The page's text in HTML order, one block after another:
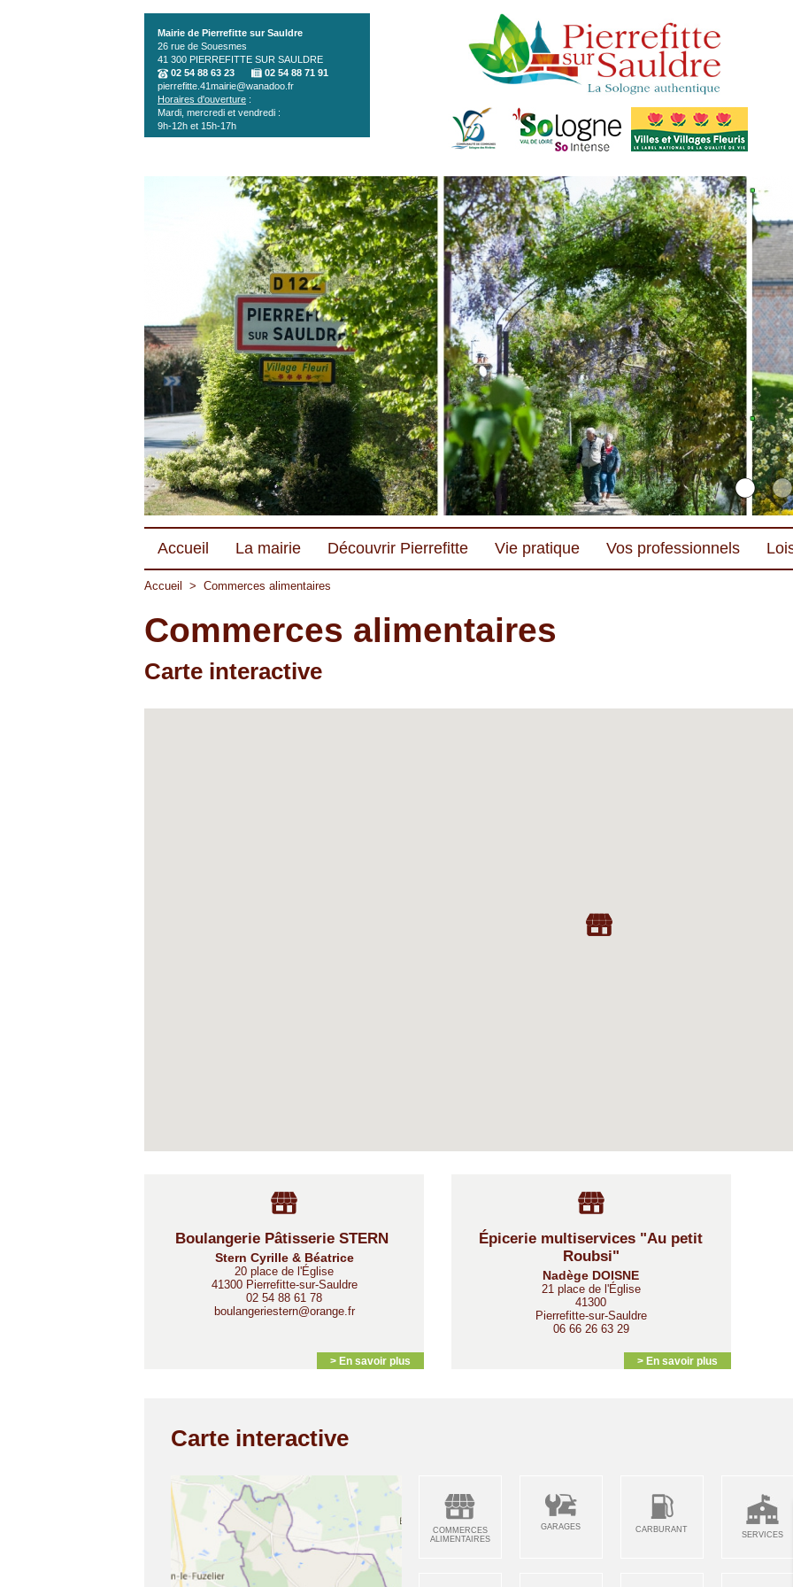
Mairie de Pierrefitte sur Sauldre
26 rue de Souesmes
41 300 PIERREFITTE SUR SAULDRE
02 54 88 63 23
02 54 88 71 91
pierrefitte.41mairie@wanadoo.fr
Horaires d'ouverture :
Mardi, mercredi et vendredi :
9h-12h et 15h-17h
Accueil La mairie Découvrir Pierrefitte Vie pratique Vos professionnels
Accueil > Commerces alimentaires
Commerces alimentaires
Carte interactive
Boulangerie Pâtisserie STERN
Stern Cyrille & Béatrice
20 place de l'Église
41300 Pierrefitte-sur-Sauldre
02 54 88 61 78
boulangeriestern@orange.fr
> En savoir plus
Épicerie multiservices "Au petit
Roubsi"
Nadège DOISNE
21 place de l'Église
41300
Pierrefitte-sur-Sauldre
06 66 26 63 29
> En savoir plus
Carte interactive
COMMERCES
ALIMENTAIRES
GARAGES CARBURANT
SERVICES